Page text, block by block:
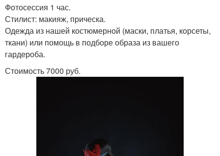
Фотосессия 1 час.
Стилист: макияж, прическа.
Одежда из нашей костюмерной (маски, платья, корсеты,
ткани) или помощь в подборе образа из вашего
гардероба.
Стоимость 7000 руб.